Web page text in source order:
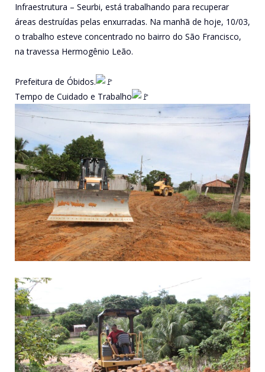
Infraestrutura – Seurbi, está trabalhando para recuperar
áreas destruídas pelas enxurradas. Na manhã de hoje, 10/03,
o trabalho esteve concentrado no bairro do São Francisco,
na travessa Hermogênio Leão.
Prefeitura de Óbidos.
Tempo de Cuidado e Trabalho